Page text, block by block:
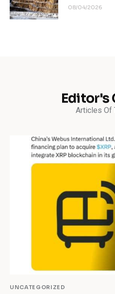
08/04/2026
Editor's
Articles Of
UNCATEGORIZED